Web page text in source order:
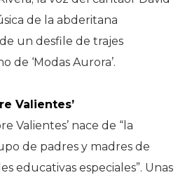
de la abderitana
un desfile de trajes
de ‘Modas Aurora’.
Valientes’
Valientes’ nace de “la
de padres y madres de
educativas especiales”. Unas